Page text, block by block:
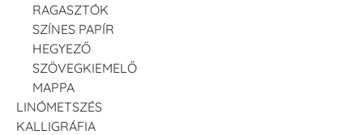
RAGASZTÓK
SZÍNES PAPÍR
HEGYEZŐ
SZÖVEGKIEMELŐ
MAPPA
LINÓMETSZÉS
KALLIGRÁFIA